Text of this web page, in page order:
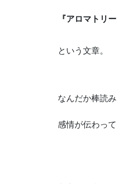
『アロマトリ
という文章。
なんだか棒読み
感情が伝わっ